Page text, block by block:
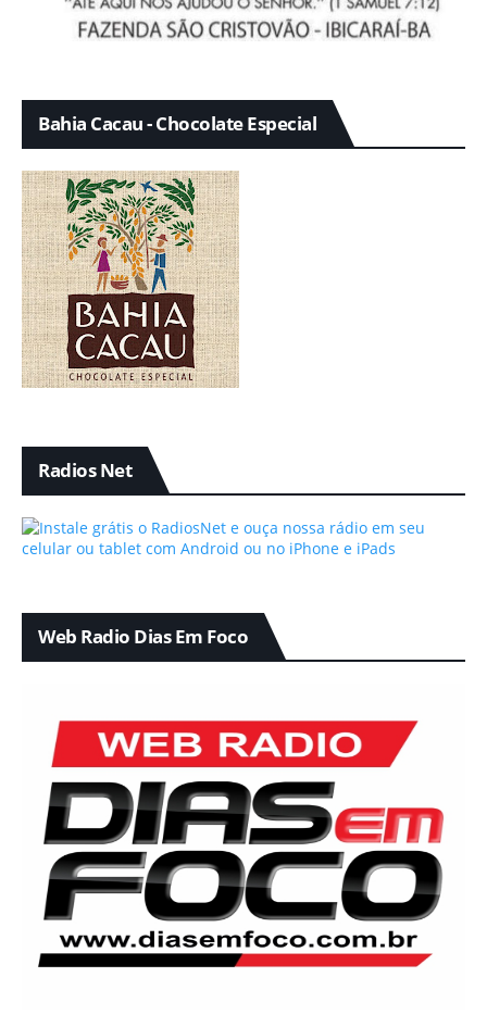
Bahia Cacau - Chocolate Especial
Radios Net
Web Radio Dias Em Foco